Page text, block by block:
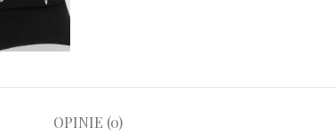
OPINIE (0)